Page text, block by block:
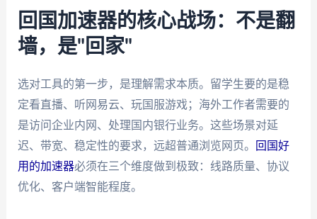
回国加速器的核心战场：不是翻
墙，是"回家"
选对工具的第一步，是理解需求本质。留学生要的是稳
定看直播、听网易云、玩国服游戏；海外工作者需要的
是访问企业内网、处理国内银行业务。这些场景对延
迟、带宽、稳定性的要求，远超普通浏览网页。
回国好
用的加速器必须在三个维度做到极致：线路质量、协议
优化、客户端智能程度。